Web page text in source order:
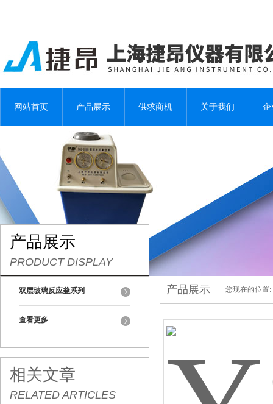
网站首页 产品展示 供求商机 关于我们 企
产品展示
PRODUCT DISPLAY
双层玻璃反应釜系列
查看更多
相关文章
RELATED ARTICLES
产品展示 您现在的位置: